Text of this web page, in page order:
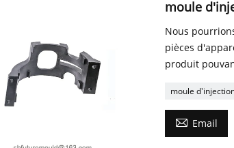
moule
Nous
pièces
produit
moule
 Email